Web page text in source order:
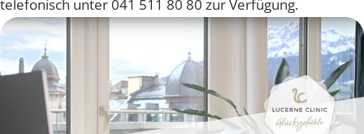
Dieser Test ersetzt keine ärztliche Beratung. Bei
Unsicherheiten und Fragen stehen wir Ihnen gerne
telefonisch unter 041 511 80 80 zur Verfügung.